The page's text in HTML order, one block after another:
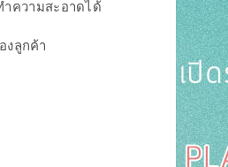
ำความสะอาดได้
งลูกค้า